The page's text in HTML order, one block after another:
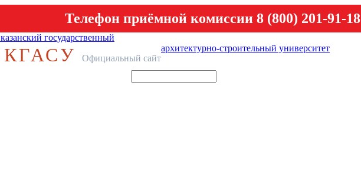
Телефон приёмной комиссии 8 (800) 201-91-18
казанский государственный
архитектурно-строительный университет
КГАСУ Официальный сайт